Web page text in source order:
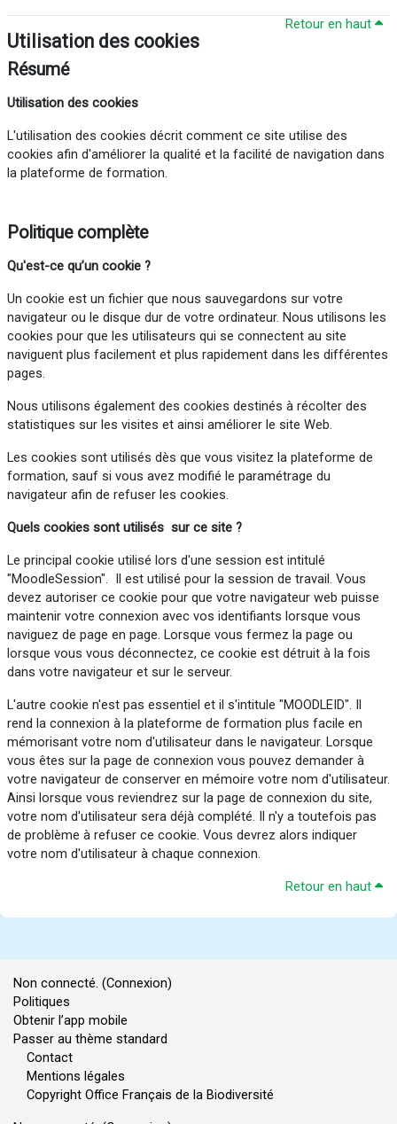
Retour en haut
Utilisation des cookies
Résumé
Utilisation des cookies
L'utilisation des cookies décrit comment ce site utilise des
cookies afin d'améliorer la qualité et la facilité de navigation dans
la plateforme de formation.
Politique complète
Qu'est-ce qu’un cookie ?
Un cookie est un fichier que nous sauvegardons sur votre
navigateur ou le disque dur de votre ordinateur. Nous utilisons les
cookies pour que les utilisateurs qui se connectent au site
naviguent plus facilement et plus rapidement dans les différentes
pages.
Nous utilisons également des cookies destinés à récolter des
statistiques sur les visites et ainsi améliorer le site Web.
Les cookies sont utilisés dès que vous visitez la plateforme de
formation, sauf si vous avez modifié le paramétrage du
navigateur afin de refuser les cookies.
Quels cookies sont utilisés sur ce site ?
Le principal cookie utilisé lors d'une session est intitulé
"MoodleSession". Il est utilisé pour la session de travail. Vous
devez autoriser ce cookie pour que votre navigateur web puisse
maintenir votre connexion avec vos identifiants lorsque vous
naviguez de page en page. Lorsque vous fermez la page ou
lorsque vous vous déconnectez, ce cookie est détruit à la fois
dans votre navigateur et sur le serveur.
L'autre cookie n'est pas essentiel et il s'intitule "MOODLEID". Il
rend la connexion à la plateforme de formation plus facile en
mémorisant votre nom d'utilisateur dans le navigateur. Lorsque
vous êtes sur la page de connexion vous pouvez demander à
votre navigateur de conserver en mémoire votre nom d'utilisateur.
Ainsi lorsque vous reviendrez sur la page de connexion du site,
votre nom d'utilisateur sera déjà complété. Il n'y a toutefois pas
de problème à refuser ce cookie. Vous devrez alors indiquer
votre nom d'utilisateur à chaque connexion.
Retour en haut
Non connecté. (Connexion)
Politiques
Obtenir l’app mobile
Passer au thème standard
Contact
Mentions légales
Copyright Office Français de la Biodiversité